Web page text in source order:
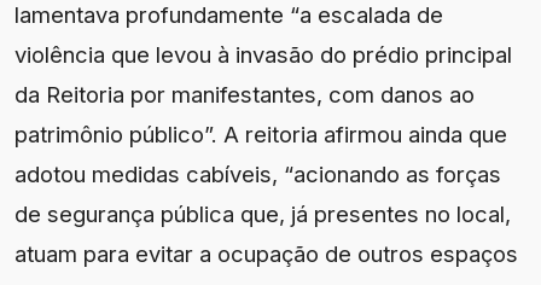
lamentava profundamente “a escalada de
violência que levou à invasão do prédio principal
da Reitoria por manifestantes, com danos ao
patrimônio público”. A reitoria afirmou ainda que
adotou medidas cabíveis, “acionando as forças
de segurança pública que, já presentes no local,
atuam para evitar a ocupação de outros espaços